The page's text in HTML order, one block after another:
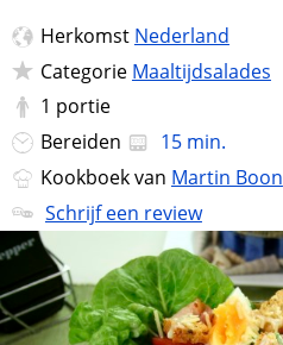
Herkomst Nederland
Categorie Maaltijdsalades
1 portie
Bereiden
15 min.
Kookboek van Martin Boon
Schrijf een review